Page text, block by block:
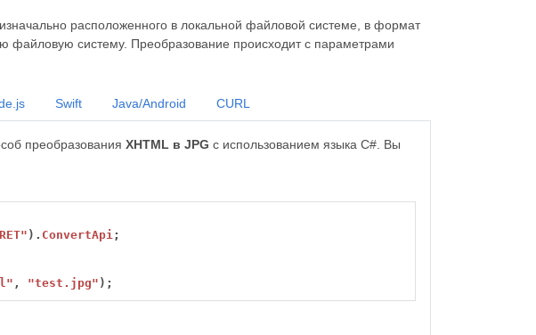
расположенного в локальной файловой системе, в формат
файловую систему. Преобразование происходит с параметрами
преобразования XHTML в JPG с использованием языка C#. Вы
). ConvertApi;
, "test.jpg" );
Swift Java/Android CURL